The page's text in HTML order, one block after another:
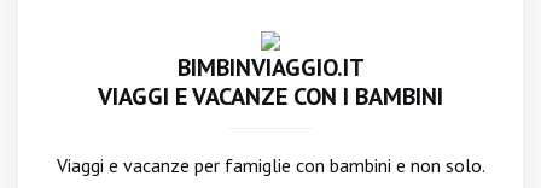
BIMBINVIAGGIO.IT
VIAGGI E VACANZE CON I BAMBINI
Viaggi e vacanze per famiglie con bambini e non solo.